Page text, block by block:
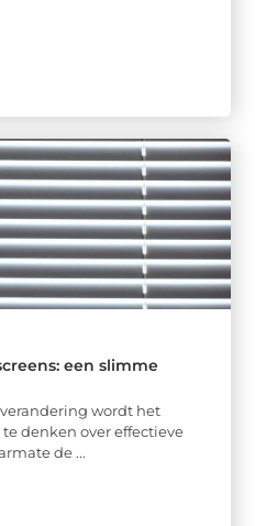
een slimme
wordt het
denken over effectieve
de ...